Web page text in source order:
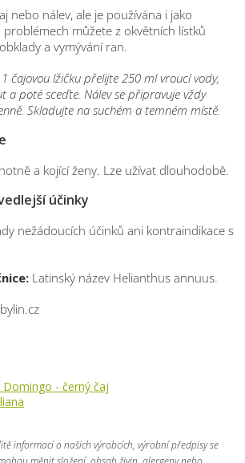
nebo nálev, ale je používána i jako
můžete z okvětních lístků
a vymývání ran.
čajovou lžičku přelijte 250 ml vroucí vody,
a poté sceďte. Nálev se připravuje vždy
Skladujte na suchém a temném místě.
a kojící ženy. Lze užívat dlouhodobě.
účinky
nežádoucích účinků ani kontraindikace s
Latinský název Helianthus annuus.
Domingo - černý čaj
informací o našich výrobcích, výrobní předpisy se